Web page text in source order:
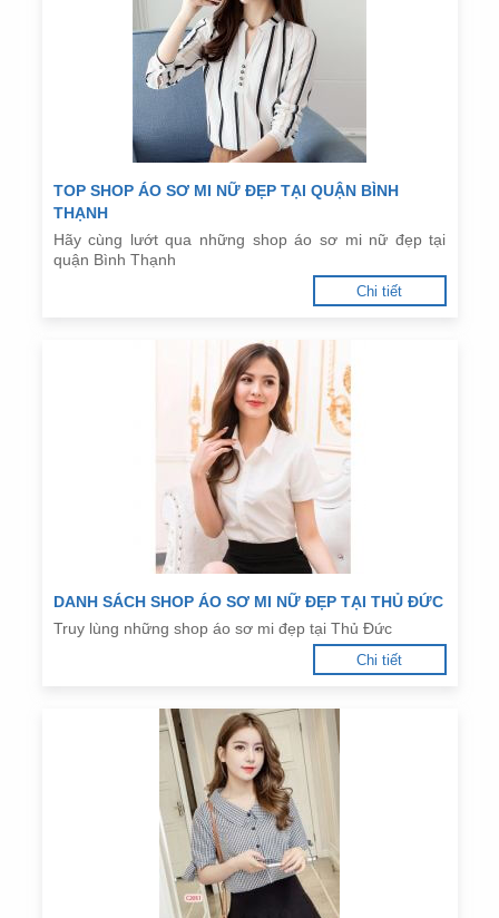
TOP SHOP ÁO SƠ MI NỮ ĐẸP TẠI QUẬN BÌNH
THẠNH
Hãy cùng lướt qua những shop áo sơ mi nữ đẹp tại
quận Bình Thạnh
Chi tiết
DANH SÁCH SHOP ÁO SƠ MI NỮ ĐẸP TẠI THỦ ĐỨC
Truy lùng những shop áo sơ mi đẹp tại Thủ Đức
Chi tiết